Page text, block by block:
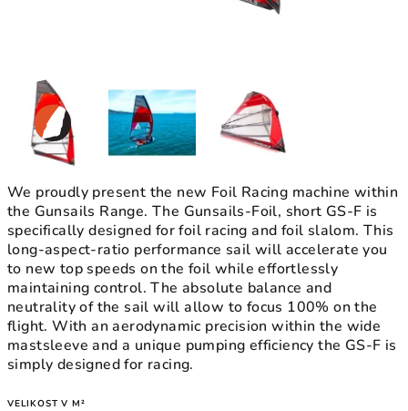
We proudly present the new Foil Racing machine within
the Gunsails Range. The Gunsails-Foil, short GS-F is
specifically designed for foil racing and foil slalom. This
long-aspect-ratio performance sail will accelerate you
to new top speeds on the foil while effortlessly
maintaining control. The absolute balance and
neutrality of the sail will allow to focus 100% on the
flight. With an aerodynamic precision within the wide
mastsleeve and a unique pumping efficiency the GS-F is
simply designed for racing.
VELIKOST V M²